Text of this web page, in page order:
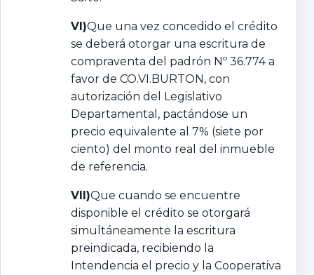
VI)Que una vez concedido el crédito
se deberá otorgar una escritura de
compraventa del padrón Nº 36.774 a
favor de CO.VI.BURTON, con
autorización del Legislativo
Departamental, pactándose un
precio equivalente al 7% (siete por
ciento) del monto real del inmueble
de referencia.
VII)Que cuando se encuentre
disponible el crédito se otorgará
simultáneamente la escritura
preindicada, recibiendo la
Intendencia el precio y la Cooperativa